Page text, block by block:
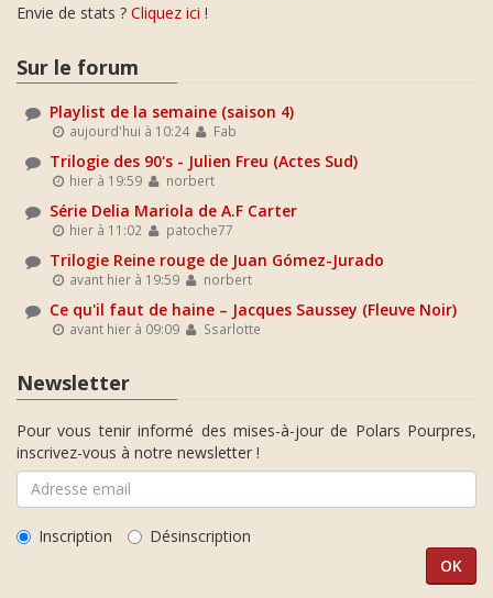
Envie de stats ? Cliquez ici !
Sur le forum
Playlist de la semaine (saison 4)
aujourd'hui à 10:24 Fab
Trilogie des 90's - Julien Freu (Actes Sud)
hier à 19:59 norbert
Série Delia Mariola de A.F Carter
hier à 11:02 patoche77
Trilogie Reine rouge de Juan Gómez-Jurado
avant hier à 19:59 norbert
Ce qu'il faut de haine – Jacques Saussey (Fleuve Noir)
avant hier à 09:09 Ssarlotte
Newsletter
Pour vous tenir informé des mises-à-jour de Polars Pourpres,
inscrivez-vous à notre newsletter !
Inscription Désinscription